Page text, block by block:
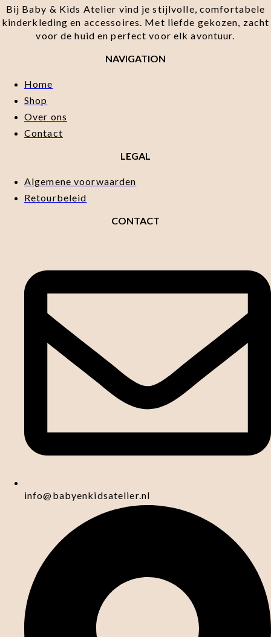
Bij Baby & Kids Atelier vind je stijlvolle, comfortabele
kinderkleding en accessoires. Met liefde gekozen, zacht
voor de huid en perfect voor elk avontuur.
NAVIGATION
Home
Shop
Over ons
Contact
LEGAL
Algemene voorwaarden
Retourbeleid
CONTACT
info@babyenkidsatelier.nl